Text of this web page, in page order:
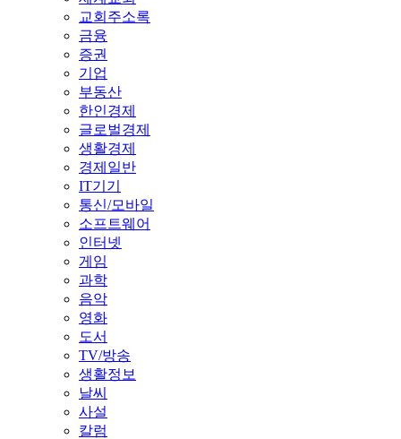
교회주소록
금융
증권
기업
부동산
한인경제
글로벌경제
생활경제
경제일반
IT기기
통신/모바일
소프트웨어
인터넷
게임
과학
음악
영화
도서
TV/방송
생활정보
날씨
사설
칼럼